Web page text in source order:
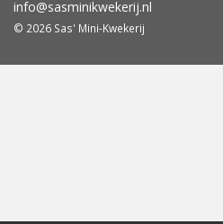
info@sasminikwekerij.nl
© 2026 Sas' Mini-Kwekerij